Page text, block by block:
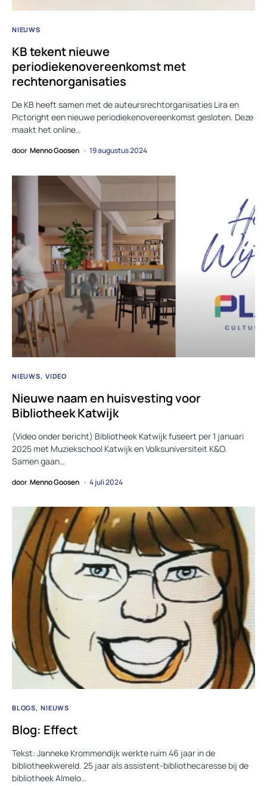
NIEUWS
KB tekent nieuwe
periodiekenovereenkomst met
rechtenorganisaties
De KB heeft samen met de auteursrechtorganisaties Lira en
Pictoright een nieuwe periodiekenovereenkomst gesloten. Deze
maakt het online…
door Menno Goosen 19 augustus 2024
NIEUWS VIDEO
Nieuwe naam en huisvesting voor
Bibliotheek Katwijk
(Video onder bericht) Bibliotheek Katwijk fuseert per 1 januari
2025 met Muziekschool Katwijk en Volksuniversiteit K&O.
Samen gaan…
door Menno Goosen 4 juli 2024
BLOGS NIEUWS
Blog: Effect
Tekst: Janneke Krommendijk werkte ruim 46 jaar in de
bibliotheekwereld. 25 jaar als assistent-bibliothecaresse bij de
bibliotheek Almelo…